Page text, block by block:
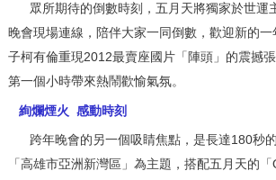
眾所期待的倒數時刻，五月天將獨家於世運
晚會現場連線，陪伴大家一同倒數，歡迎新的
子柯有倫重現2012最賣座國片「陣頭」的震撼
第一個小時帶來熱鬧歡愉氣氛。
絢爛煙火 感動時刻
跨年晚會的另一個吸睛焦點，是長達180秒
「高雄市亞洲新灣區」為主題，搭配五月天的